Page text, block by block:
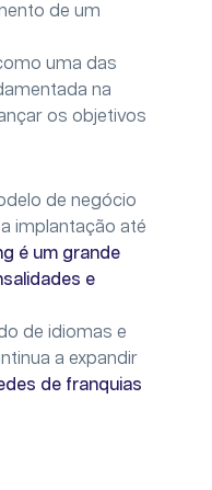
de um
uma das
na
os objetivos
de negócio
implantação até
é um grande
e
de idiomas e
a expandir
de franquias